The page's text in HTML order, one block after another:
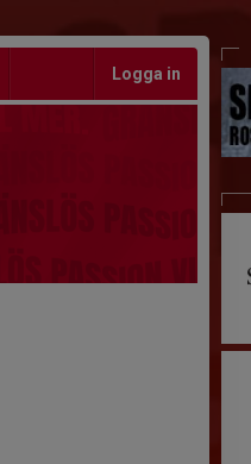
Logga in